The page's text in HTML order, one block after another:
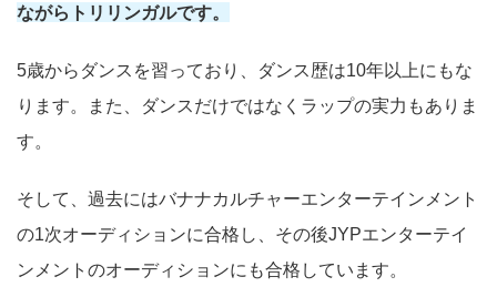
ながらトリリンガルです。
5歳からダンスを習っており、ダンス歴は10年以上にもな
ります。また、ダンスだけではなくラップの実力もありま
す。
そして、過去にはバナナカルチャーエンターテインメント
の1次オーディションに合格し、その後JYPエンターテイ
ンメントのオーディションにも合格しています。